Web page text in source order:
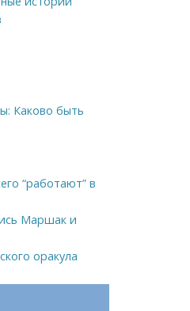
Каково быть
“работают” в
Маршак и
оракула